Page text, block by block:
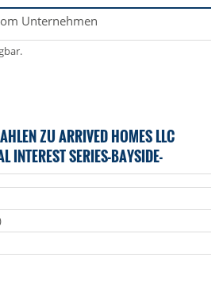
Unternehmen
ZU ARRIVED HOMES LLC
INTEREST SERIES-BAYSIDE-